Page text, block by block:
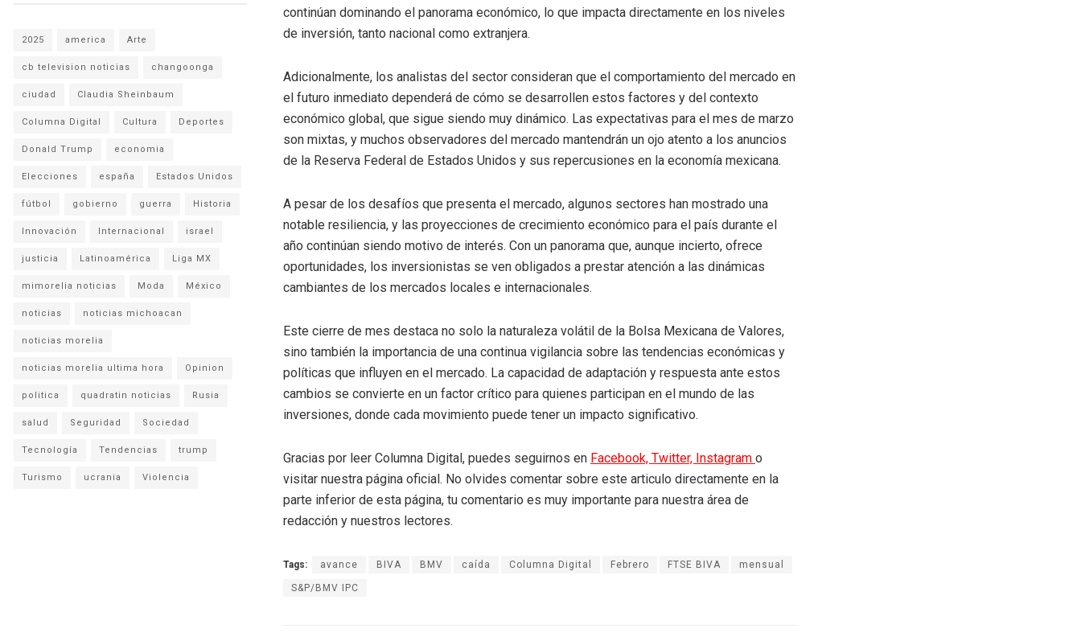
continúan dominando el panorama económico, lo que impacta directamente en los niveles
de inversión, tanto nacional como extranjera.
Adicionalmente, los analistas del sector consideran que el comportamiento del mercado en
el futuro inmediato dependerá de cómo se desarrollen estos factores y del contexto
económico global, que sigue siendo muy dinámico. Las expectativas para el mes de marzo
son mixtas, y muchos observadores del mercado mantendrán un ojo atento a los anuncios
de la Reserva Federal de Estados Unidos y sus repercusiones en la economía mexicana.
A pesar de los desafíos que presenta el mercado, algunos sectores han mostrado una
notable resiliencia, y las proyecciones de crecimiento económico para el país durante el
año continúan siendo motivo de interés. Con un panorama que, aunque incierto, ofrece
oportunidades, los inversionistas se ven obligados a prestar atención a las dinámicas
cambiantes de los mercados locales e internacionales.
Este cierre de mes destaca no solo la naturaleza volátil de la Bolsa Mexicana de Valores,
sino también la importancia de una continua vigilancia sobre las tendencias económicas y
políticas que influyen en el mercado. La capacidad de adaptación y respuesta ante estos
cambios se convierte en un factor crítico para quienes participan en el mundo de las
inversiones, donde cada movimiento puede tener un impacto significativo.
Gracias por leer Columna Digital, puedes seguirnos en Facebook, Twitter, Instagram o
visitar nuestra página oficial. No olvides comentar sobre este articulo directamente en la
parte inferior de esta página, tu comentario es muy importante para nuestra área de
redacción y nuestros lectores.
Tags: avance BIVA BMV caída Columna Digital Febrero FTSE BIVA mensual
S&P/BMV IPC
2025 america Arte
cb television noticias changoonga
ciudad Claudia Sheinbaum
Columna Digital Cultura Deportes
Donald Trump economia
Elecciones españa Estados Unidos
fútbol gobierno guerra Historia
Innovación Internacional israel
justicia Latinoamérica Liga MX
mimorelia noticias Moda México
noticias noticias michoacan
noticias morelia
noticias morelia ultima hora Opinion
politica quadratin noticias Rusia
salud Seguridad Sociedad
Tecnología Tendencias trump
Turismo ucrania Violencia